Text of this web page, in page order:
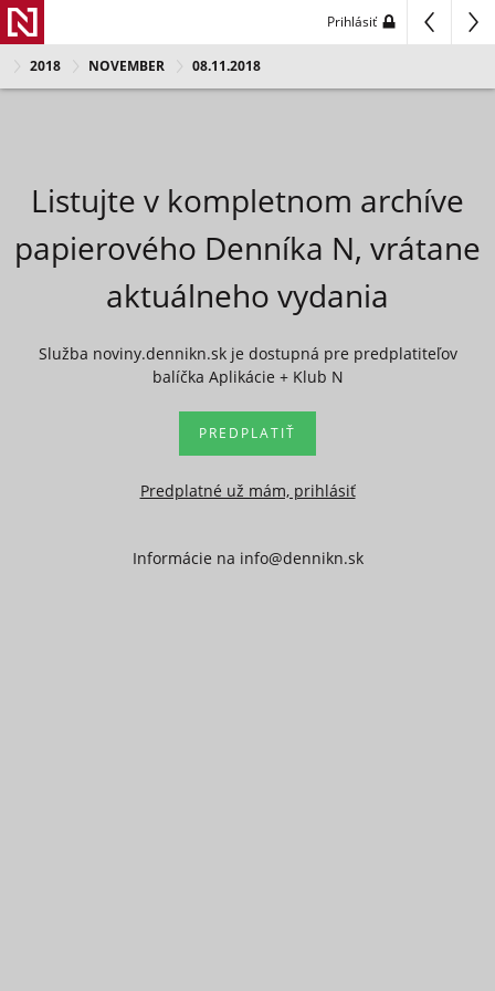
Prihlásiť
2018 NOVEMBER 08.11.2018
Listujte v kompletnom archíve
papierového Denníka N, vrátane
aktuálneho vydania
Služba noviny.dennikn.sk je dostupná pre predplatiteľov
balíčka Aplikácie + Klub N
PREDPLATIŤ
Predplatné už mám, prihlásiť
Informácie na info@dennikn.sk